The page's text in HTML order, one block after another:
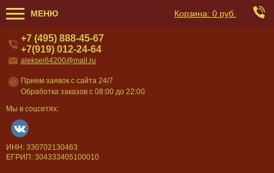
МЕНЮ Корзина: 0 руб.
+7 (495) 888-45-67
+7(919) 012-24-64
aleksei64200@mail.ru
Прием заявок с сайта 24/7
Обработка заказов с 08:00 до 22:00
Мы в соцсетях:
ИНН: 330702130463
ЕГРИП: 304333405100010